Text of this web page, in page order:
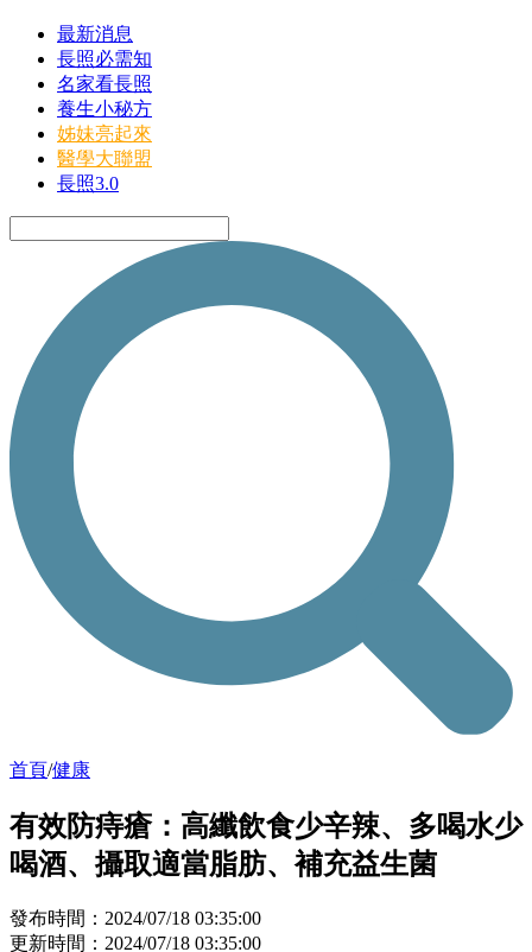
最新消息
長照必需知
名家看長照
養生小秘方
姊妹亮起來
醫學大聯盟
長照3.0
首頁/健康
有效防痔瘡：高纖飲食少辛辣、多喝水少
喝酒、攝取適當脂肪、補充益生菌
發布時間：2024/07/18 03:35:00
更新時間：2024/07/18 03:35:00